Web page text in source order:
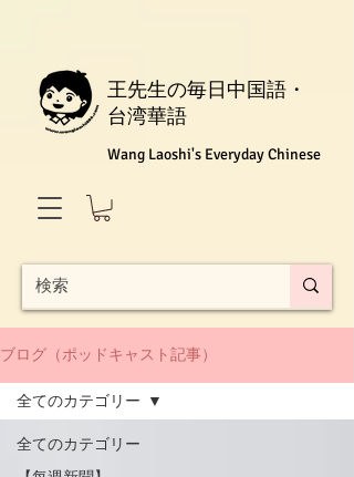
王先生の毎日中国語・
台湾華語
Wang Laoshi's Everyday Chinese
ブログ（ポッドキャスト記事）
全てのカテゴリー
全てのカテゴリー